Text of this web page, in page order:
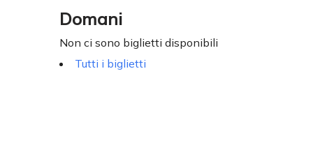
Domani
Non ci sono biglietti disponibili
Tutti i biglietti